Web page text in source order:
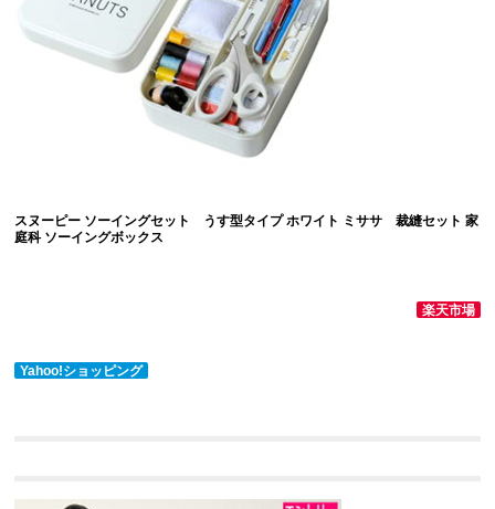
スヌーピー ソーイングセット うす型タイプ ホワイト ミササ 裁縫セット 家
庭科 ソーイングボックス
楽天市場
Yahoo!ショッピング